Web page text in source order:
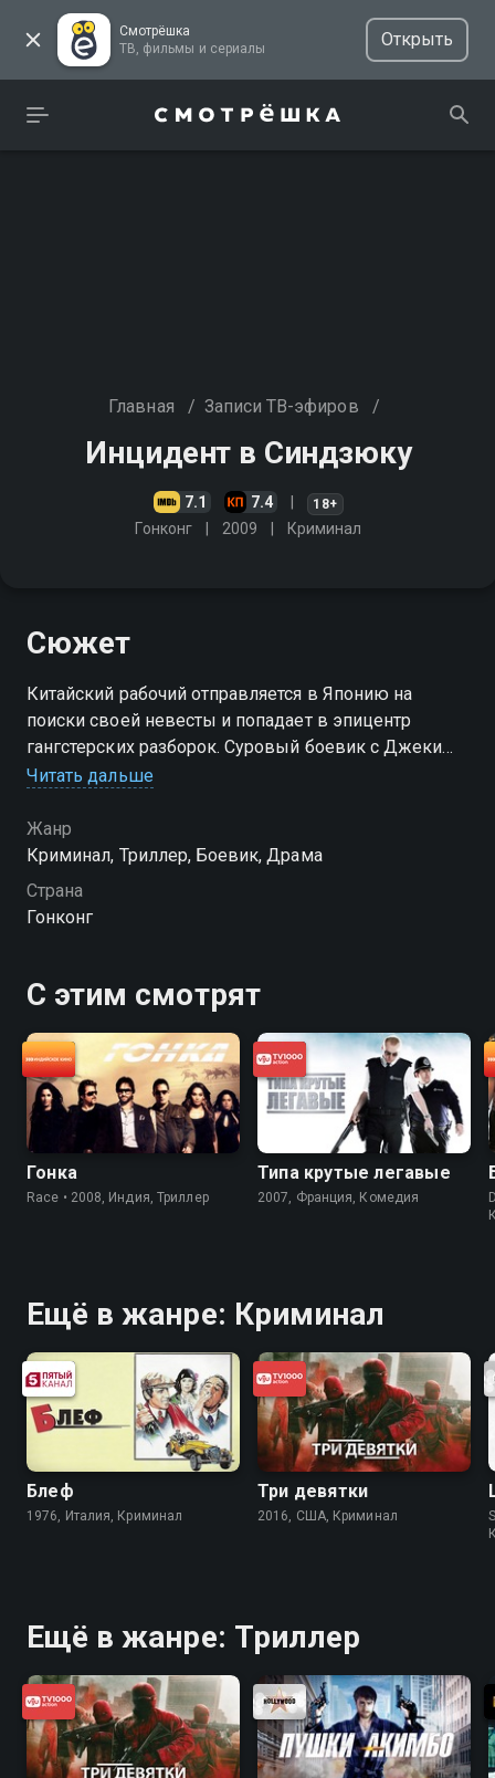
Смотрёшка
ТВ, фильмы и сериалы
Открыть
Главная / Записи ТВ-эфиров /
Инцидент в Синдзюку
7.1 7.4 18+
Гонконг 2009 Криминал
Сюжет
Китайский рабочий отправляется в Японию на
поиски своей невесты и попадает в эпицентр
гангстерских разборок. Суровый боевик с Джеки
Чаном о жизни якудза и нелегальных мигрантов
Читать дальше
Жанр
Криминал, Триллер, Боевик, Драма
Страна
Гонконг
С этим смотрят
Гонка
Race • 2008, Индия, Триллер
Типа крутые легавые
2007, Франция, Комедия
Ещё в жанре: Криминал
Блеф
1976, Италия, Криминал
Три девятки
2016, США, Криминал
Ещё в жанре: Триллер